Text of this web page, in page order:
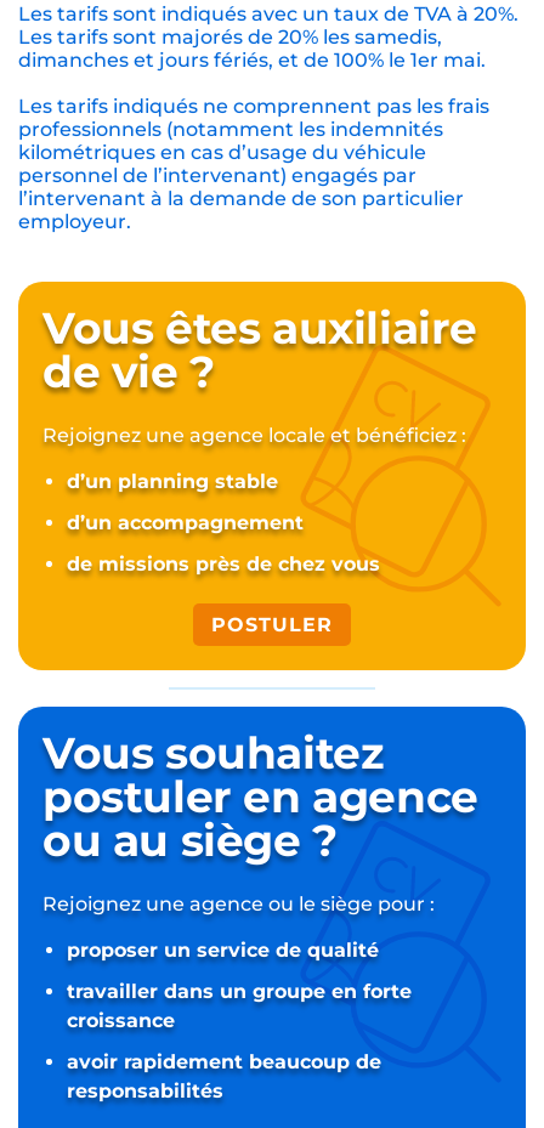
Les tarifs sont indiqués avec un taux de TVA à 20%.
Les tarifs sont majorés de 20% les samedis,
dimanches et jours fériés, et de 100% le 1er mai.
Les tarifs indiqués ne comprennent pas les frais
professionnels (notamment les indemnités
kilométriques en cas d’usage du véhicule
personnel de l’intervenant) engagés par
l’intervenant à la demande de son particulier
employeur.
Vous êtes auxiliaire
de vie ?
Rejoignez une agence locale et bénéficiez :
d’un planning stable
d’un accompagnement
de missions près de chez vous
POSTULER
Vous souhaitez
postuleren agence
ou au siège ?
Rejoignez une agence ou le siège pour :
proposer un service de qualité
travailler dans un groupe en forte
croissance
avoir rapidement beaucoup de
responsabilités